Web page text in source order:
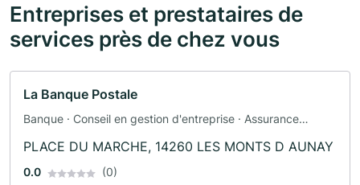
Entreprises et prestataires de
services près de chez vous
La Banque Postale
Banque · Conseil en gestion d'entreprise · Assurance
PLACE DU MARCHE, 14260 LES MONTS D AUNAY
0.0 (0)